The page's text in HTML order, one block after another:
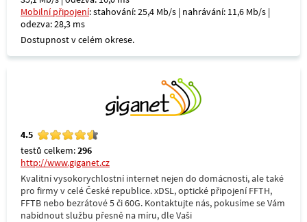
Mobilní připojení: stahování: 25,4 Mb/s | nahrávání: 11,6 Mb/s |
odezva: 28,3 ms
Dostupnost v celém okrese.
4.5
testů celkem:296
http://www.giganet.cz
Kvalitní vysokorychlostní internet nejen do domácnosti, ale také
pro firmy v celé České republice. xDSL, optické připojení FFTH,
FFTB nebo bezrátové 5 či 60G. Kontaktujte nás, pokusíme se Vám
nabídnout službu přesně na míru, dle Vaši